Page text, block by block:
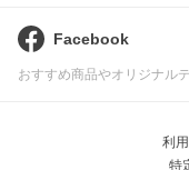
Facebook
おすすめ商品やオリジナル
利
特